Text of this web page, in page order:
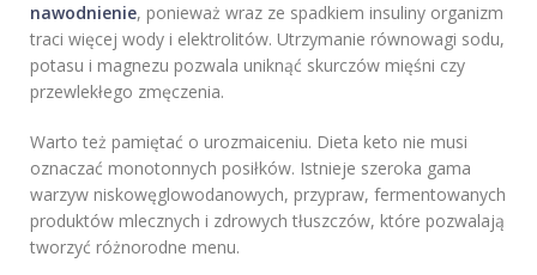
nawodnienie, ponieważ wraz ze spadkiem insuliny organizm
traci więcej wody i elektrolitów. Utrzymanie równowagi sodu,
potasu i magnezu pozwala uniknąć skurczów mięśni czy
przewlekłego zmęczenia.
Warto też pamiętać o urozmaiceniu. Dieta keto nie musi
oznaczać monotonnych posiłków. Istnieje szeroka gama
warzyw niskowęglowodanowych, przypraw, fermentowanych
produktów mlecznych i zdrowych tłuszczów, które pozwalają
tworzyć różnorodne menu.